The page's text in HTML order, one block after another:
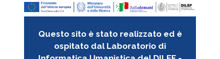
Questo sito è stato realizzato ed è
ospitato dal Laboratorio di